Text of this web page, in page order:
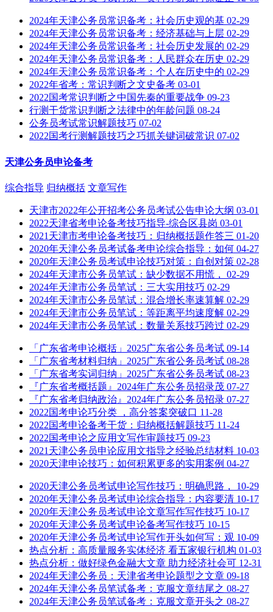
2024年天津公务员常识备考：社会历史观的基 02-29
2024年天津公务员常识备考：经济基础与上层 02-29
2024年天津公务员常识备考：社会历史发展的 02-29
2024年天津公务员常识备考：人民群众在历史 02-29
2024年天津公务员常识备考：个人在历史中的 02-29
2022年省考：常识判断之文史备考 03-01
2022国考常识判断之中国先秦的重要战争 09-23
行测干货常识判断之法律中的年龄问题 08-24
公务员考试常识解题技巧 07-02
2022国考行测解题技巧之巧抓关键词破常识 07-02
天津公务员申论备考
综合指导 归纳概括 文章写作
天津市2022年公开招考公务员考试公告申论大纲 03-01
2022天津省考申论备考技巧指导-综合区县岗 03-01
2021天津市考申论备考技巧：归纳概括题作答三 01-20
2020年天津公务员考试备考申论综合指导：如何 04-27
2020年天津公务员考试申论技巧对策：自创对策 02-28
2024年天津市公务员笔试：缺少数据不用慌， 02-29
2024年天津市公务员笔试：三大实用技巧 02-29
2024年天津市公务员笔试：混合增长率速算解 02-29
2024年天津市公务员笔试：等距离平均速度解 02-29
2024年天津市公务员笔试：数量关系技巧跨过 02-29
「广东省考申论概括」2025广东省公务员考试 09-14
「广东省考材料归纳」2025广东省公务员考试 08-28
「广东省考实词归纳」2025广东省公务员考试 08-23
『广东省考概括题』2024年广东公务员招录茂 07-27
『广东省考归纳政治』2024年广东公务员招录 07-27
2022国考申论巧分类 ，高分答案突破口 11-28
2022国考申论备考干货：归纳概括解题技巧 11-24
2022国考申论之应用文写作审题技巧 09-23
2021天津公务员申论应用文指导之经验总结材料 10-03
2020天津申论技巧：如何积累更多的实用案例 04-27
2020天津公务员考试申论写作技巧：明确思路， 10-29
2020年天津公务员考试申论综合指导：内容要清 10-17
2020年天津公务员考试申论文章写作写作技巧 10-17
2020年天津公务员考试申论备考写作技巧 10-15
2020年天津公务员考试申论写作开头如何写：观 10-09
热点分析：高质量服务实体经济 看五家银行机构 01-03
热点分析：做好绿色金融大文章 助力经济社会可 12-31
2024年天津公务员：天津省考申论题型之文章 09-18
2024年天津公务员笔试备考：克服文章结尾之 08-27
2024年天津公务员笔试备考：克服文章开头之 08-27